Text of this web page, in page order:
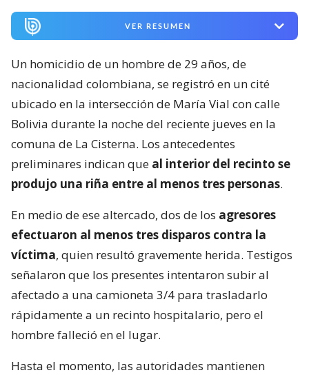
VER RESUMEN
Un homicidio de un hombre de 29 años, de
nacionalidad colombiana, se registró en un cité
ubicado en la intersección de María Vial con calle
Bolivia durante la noche del reciente jueves en la
comuna de La Cisterna. Los antecedentes
preliminares indican que al interior del recinto se
produjo una riña entre al menos tres personas.
En medio de ese altercado, dos de los agresores
efectuaron al menos tres disparos contra la
víctima, quien resultó gravemente herida. Testigos
señalaron que los presentes intentaron subir al
afectado a una camioneta 3/4 para trasladarlo
rápidamente a un recinto hospitalario, pero el
hombre falleció en el lugar.
Hasta el momento, las autoridades mantienen